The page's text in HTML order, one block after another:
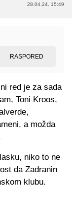
28.04.24. 15:49
RASPORED
red je za sada
Toni Kroos,
a možda
niko to ne
da Zadranin
klubu.